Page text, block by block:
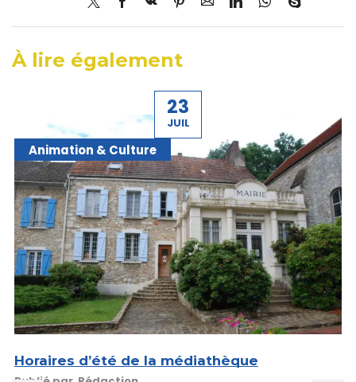
À lire également
23
JUIL
Animation & Culture
Horaires d’été de la médiathèque